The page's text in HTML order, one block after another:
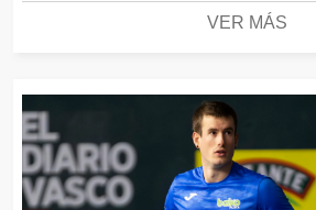
VER MÁS